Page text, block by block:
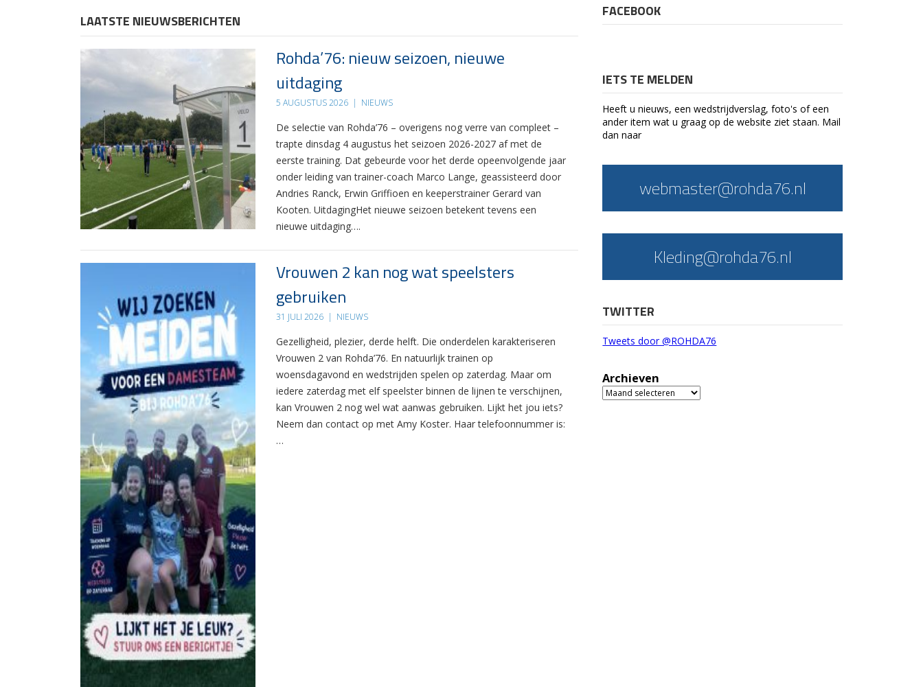
LAATSTE NIEUWSBERICHTEN
Rohda’76: nieuw seizoen, nieuwe
uitdaging
5 AUGUSTUS 2026 | NIEUWS
De selectie van Rohda’76 – overigens nog verre van compleet –
trapte dinsdag 4 augustus het seizoen 2026-2027 af met de
eerste training. Dat gebeurde voor het derde opeenvolgende jaar
onder leiding van trainer-coach Marco Lange, geassisteerd door
Andries Ranck, Erwin Griffioen en keeperstrainer Gerard van
Kooten. UitdagingHet nieuwe seizoen betekent tevens een
nieuwe uitdaging….
Vrouwen 2 kan nog wat speelsters
gebruiken
31 JULI 2026 | NIEUWS
Gezelligheid, plezier, derde helft. Die onderdelen karakteriseren
Vrouwen 2 van Rohda’76. En natuurlijk trainen op
woensdagavond en wedstrijden spelen op zaterdag. Maar om
iedere zaterdag met elf speelster binnen de lijnen te verschijnen,
kan Vrouwen 2 nog wel wat aanwas gebruiken. Lijkt het jou iets?
Neem dan contact op met Amy Koster. Haar telefoonnummer is:
…
FACEBOOK
IETS TE MELDEN
Heeft u nieuws, een wedstrijdverslag, foto's of een
ander item wat u graag op de website ziet staan. Mail
dan naar
webmaster@rohda76.nl
Kleding@rohda76.nl
TWITTER
Tweets door @ROHDA76
Archieven
Archieven